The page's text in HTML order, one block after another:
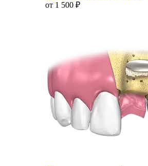
от 1 500 ₽